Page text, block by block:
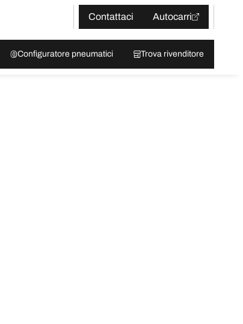
Contattaci
Autocarri
Configuratore pneumatici Trova rivenditore